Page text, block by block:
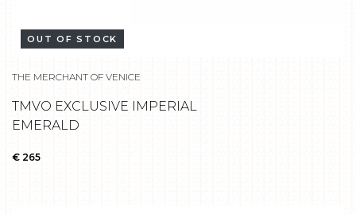
OUT OF STOCK
THE MERCHANT OF VENICE
TMVO EXCLUSIVE IMPERIAL
EMERALD
€ 265